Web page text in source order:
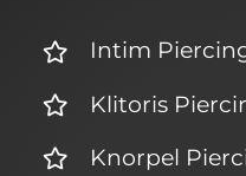
Intim
Klitoris
Knorpel